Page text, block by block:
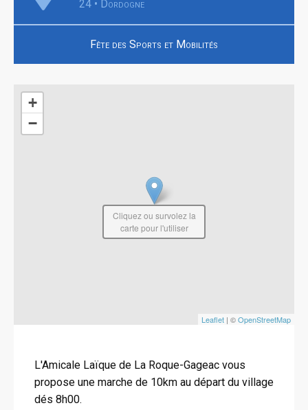
24 • Dordogne
Fête des Sports et Mobilités
+
−
Leaflet | ©OpenStreetMap
Cliquez ou survolez la
carte pour l'utiliser
L'Amicale Laïque de La Roque-Gageac vous
propose une marche de 10km au départ du village
dés 8h00.